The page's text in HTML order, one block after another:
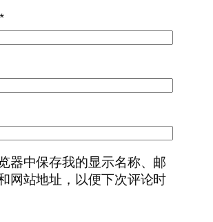
*
器中保存我的显示名称、邮
网站地址，以便下次评论时